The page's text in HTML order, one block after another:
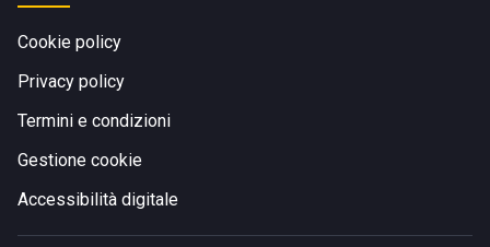
Cookie policy
Privacy policy
Termini e condizioni
Gestione cookie
Accessibilità digitale